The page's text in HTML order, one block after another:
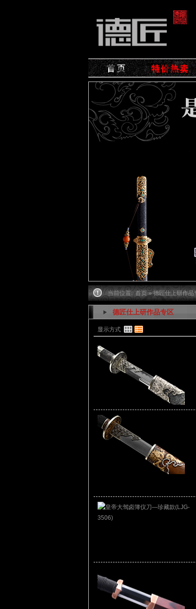
当前位置: 首页» 德匠仕上研作品
德匠仕上研作品专区
显示方式